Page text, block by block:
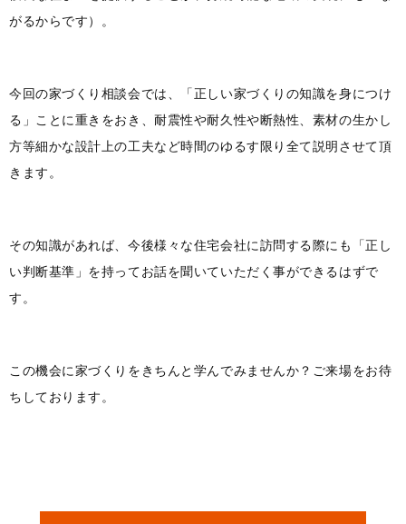
がるからです）。
今回の家づくり相談会では、「正しい家づくりの知識を身につけ
る」ことに重きをおき、耐震性や耐久性や断熱性、素材の生かし
方等細かな設計上の工夫など時間のゆるす限り全て説明させて頂
きます。
その知識があれば、今後様々な住宅会社に訪問する際にも「正し
い判断基準」を持ってお話を聞いていただく事ができるはずで
す。
この機会に家づくりをきちんと学んでみませんか？ご来場をお待
ちしております。